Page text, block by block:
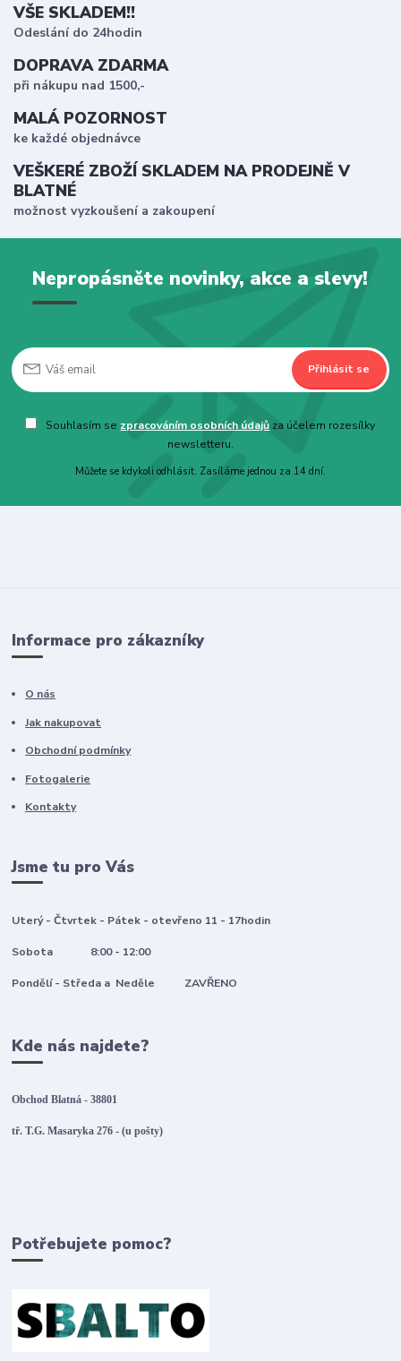
VŠE SKLADEM!!
Odeslání do 24hodin
DOPRAVA ZDARMA
při nákupu nad 1500,-
MALÁ POZORNOST
ke každé objednávce
VEŠKERÉ ZBOŽÍ SKLADEM NA PRODEJNĚ V
BLATNÉ
možnost vyzkoušení a zakoupení
Nepropásněte novinky, akce a slevy!
Přihlásit se
Souhlasím se zpracováním osobních údajů za účelem rozesílky
newsletteru.
Můžete se kdykoli odhlásit. Zasíláme jednou za 14 dní.
Informace pro zákazníky
O nás
Jak nakupovat
Obchodní podmínky
Fotogalerie
Kontakty
Jsme tu pro Vás
Uterý - Čtvrtek - Pátek - otevřeno 11 - 17hodin
Sobota 8:00 - 12:00
Pondělí - Středa a Neděle ZAVŘENO
Kde nás najdete?
Obchod Blatná - 38801
tř. T.G. Masaryka 276 - (u pošty)
Potřebujete pomoc?